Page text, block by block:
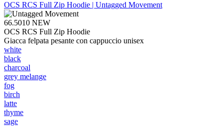
OCS RCS Full Zip Hoodie | Untagged Movement
66.5010 NEW
OCS RCS Full Zip Hoodie
Giacca felpata pesante con cappuccio unisex
white
black
charcoal
grey melange
fog
birch
latte
thyme
sage